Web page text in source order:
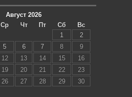
Август 2026
Ср Чт Пт Сб
Вс
1
2
5 6 7 8
9
12 13 14 15
16
19 20 21 22
23
26 27 28 29
30